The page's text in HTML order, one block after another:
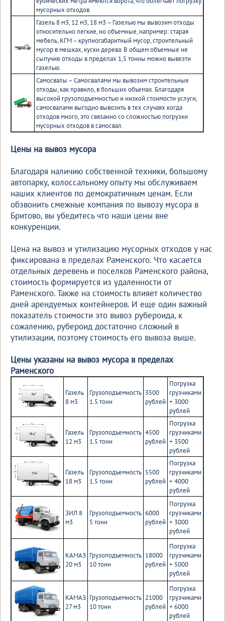
мусорных отходов.
Газель 8 м3, 12 м3, 18 м3 – Газелью мы вывозим отходы
относительно легкие, но объемные, например: старая
мебель, КГМ – крупногабаритный мусор, строительный
мусор в мешках, куски дерева. В общем объемные не
сыпучие отходы в пределах 1,5 тонны можно вывезти
газелью.
Самосвалы – Самосвалами мы вывозим строительные
отходы, как правило, в больших объемах. Благодаря
высокой грузоподъемностью и низкой стоимости услуги,
самосвалами выгодно вывозить в тех случаях когда
отходов много, это связанно со сложностью погрузки
мусорных отходов в самосвал.
Цены на вывоз мусора
Благодаря наличию собственной техники, большому
автопарку, колоссальному опыту мы обслуживаем
наших клиентов по демократичным ценам. Если
обзвонить смежные компания по вывозу мусора в
Бритово, вы убедитесь что наши цены вне
конкуренции.
Цена на вывоз и утилизацию мусорных отходов у нас
фиксирована в пределах Раменского. Что касается
отдельных деревень и поселков Раменского района,
стоимость формируется из удаленности от
Раменского. Также на стоимость влияет количество
дней арендуемых контейнеров. И еще один важный
показатель стоимости это вывоз рубероида, к
сожалению, рубероид достаточно сложный в
утилизации, поэтому стоимость его вывоза выше.
Цены указаны на вывоз мусора в пределах
Раменского
Газель
8 м3
Грузоподъемность
1.5 тонн
3500
рублей
Погрузка
грузчиками
+ 3000
рублей
Газель
12 м3
Грузоподъемность
1.5 тонн
4500
рублей
Погрузка
грузчиками
+ 3500
рублей
Газель
18 м3
Грузоподъемность
1.5 тонн
5500
рублей
Погрузка
грузчиками
+ 4000
рублей
ЗИЛ 8
м3
Грузоподъемность
5 тонн
6000
рублей
Погрузка
грузчиками
+ 3000
рублей
КАМАЗ
20 м3
Грузоподъемность
10 тонн
18000
рублей
Погрузка
грузчиками
+ 5000
рублей
КАМАЗ
27 м3
Грузоподъемность
10 тонн
21000
рублей
Погрузка
грузчиками
+ 6000
рублей